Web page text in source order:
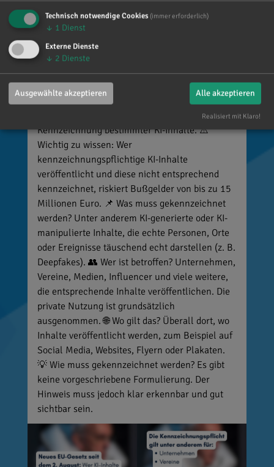
Reinhard Brandl
vor 4 Tagenvia facebook
🚨 Neues EU-Gesetz seit dem 2. August! Ab
Kennzeichnung bestimmter KI-Inhalte. ⚠️
Wichtig zu wissen: Wer
kennzeichnungspflichtige KI-Inhalte
veröffentlicht und diese nicht entsprechend
kennzeichnet, riskiert Bußgelder von bis zu 15
Millionen Euro. 📌 Was muss gekennzeichnet
werden? Unter anderem KI-generierte oder KI-
manipulierte Inhalte, die echte Personen, Orte
oder Ereignisse täuschend echt darstellen (z. B.
Deepfakes). 👥 Wer ist betroffen? Unternehmen,
Vereine, Medien, Influencer und viele weitere,
die entsprechende Inhalte veröffentlichen. Die
private Nutzung ist grundsätzlich
ausgenommen. 🌐 Wo gilt das? Überall dort, wo
Inhalte veröffentlicht werden, zum Beispiel auf
Social Media, Websites, Flyern oder Plakaten.
💡 Wie muss gekennzeichnet werden? Es gibt
keine vorgeschriebene Formulierung. Der
Hinweis muss jedoch klar erkennbar und gut
sichtbar sein.
Technisch notwendige Cookies (immer erforderlich)
↓ 1 Dienst
Externe Dienste
↓ 2 Dienste
Ausgewählte akzeptieren Alle akzeptieren
Realisiert mit Klaro!